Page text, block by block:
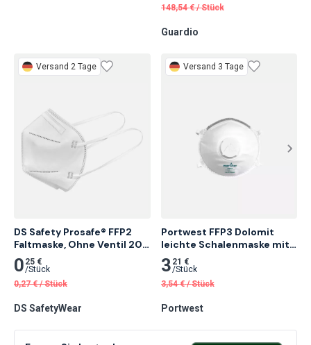
148,54 € /Stück
Guardio
Versand 2 Tage
DS Safety Prosafe® FFP2
Faltmaske, Ohne Ventil 20
Stk.
0 25 €
/Stück
0,27 € /Stück
DS SafetyWear
Versand 3 Tage
Portwest FFP3 Dolomit
leichte Schalenmaske mit
Ventil, Weiß 10 Stk.
3 21 €
/Stück
3,54 € /Stück
Portwest